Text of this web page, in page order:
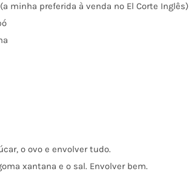
minha preferida à venda no El Corte Inglês)
o ovo e envolver tudo.
xantana e o sal. Envolver bem.